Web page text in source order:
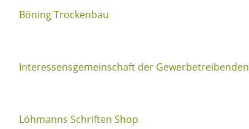
Böning Trockenbau
Interessensgemeinschaft der Gewerbetreibenden
Löhmanns Schriften Shop